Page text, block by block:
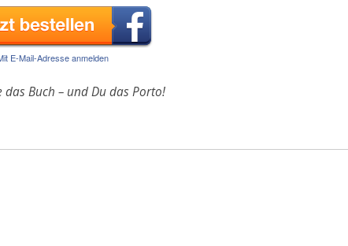
das Buch – und Du das Porto!